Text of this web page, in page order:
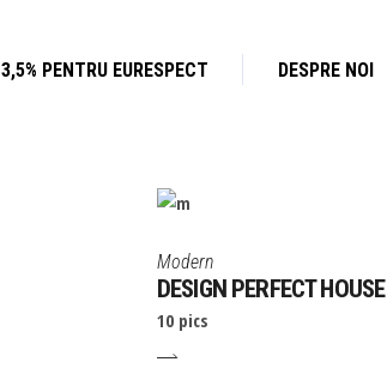
3,5% PENTRU EURESPECT DESPRE NOI
Modern
DESIGN PERFECT HOUSE
10 pics